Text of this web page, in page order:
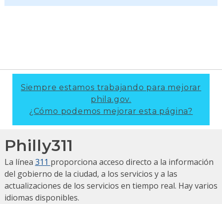
Siempre estamos trabajando para mejorar
phila.gov.
¿Cómo podemos mejorar esta página?
Philly311
La línea 311 proporciona acceso directo a la información
del gobierno de la ciudad, a los servicios y a las
actualizaciones de los servicios en tiempo real. Hay varios
idiomas disponibles.